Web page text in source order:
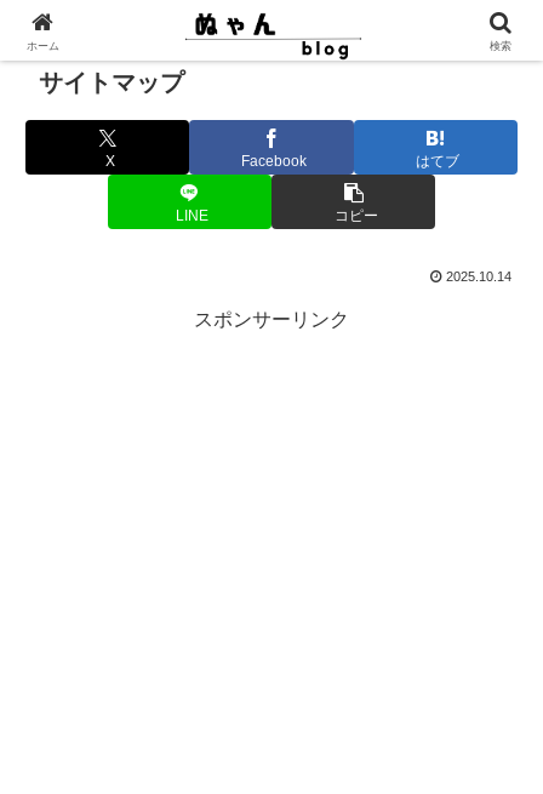
サイトマップ
X Facebook はてブ
LINE コピー
2025.10.14
スポンサーリンク
ホーム 検索